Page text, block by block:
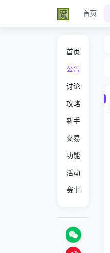
首页
首页
公告
讨论
攻略
新手
交易
功能
活动
赛事